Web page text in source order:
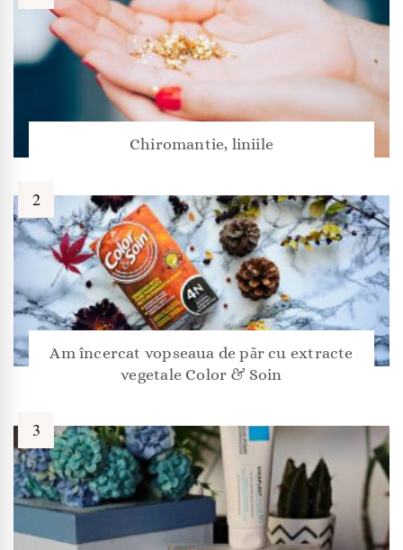
Chiromantie, liniile
Am încercat vopseaua de păr cu extracte
vegetale Color & Soin